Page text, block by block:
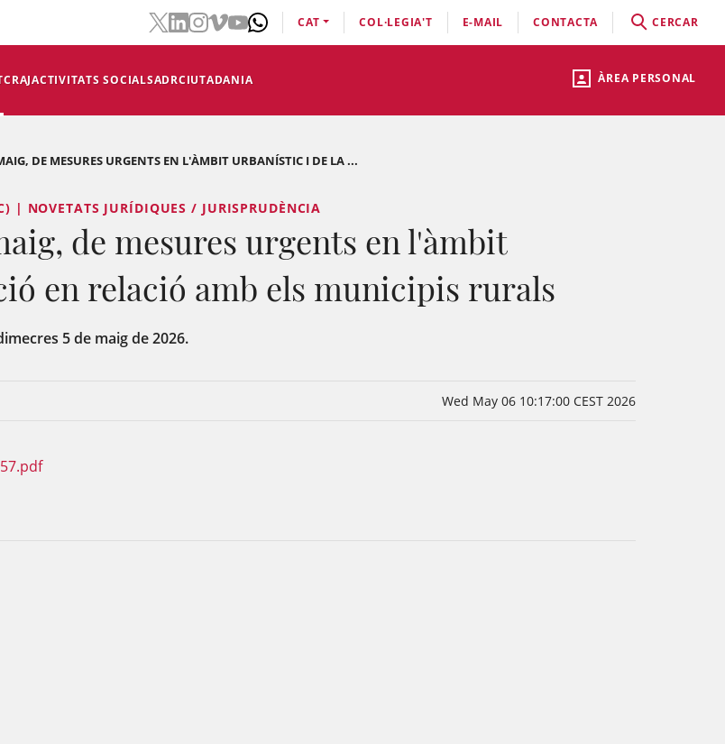
ÀREA PERSONAL
CRAJACTIVITATS SOCIALSADRCIUTADANIA
CAT COL·LEGIA'T E-MAIL CONTACTA CERCAR
DE MESURES URGENTS EN L'ÀMBIT URBANÍSTIC I DE LA ...
| NOVETATS JURÍDIQUES / JURISPRUDÈNCIA
de mesures urgents en l'àmbit
en relació amb els municipis rurals
5 de maig de 2026.
Wed May 06 10:17:00 CEST 2026